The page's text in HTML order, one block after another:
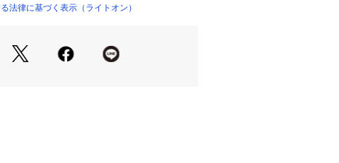
あり、動き回るお子様も窮屈感なく過ご
る「快適な着心地」
法律に基づく表示（ライトオン）